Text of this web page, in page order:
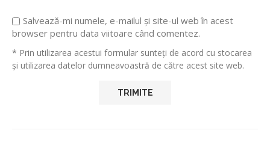
Salvează-mi numele, e-mailul și site-ul web în acest
browser pentru data viitoare când comentez.
* Prin utilizarea acestui formular sunteți de acord cu stocarea
și utilizarea datelor dumneavoastră de către acest site web.